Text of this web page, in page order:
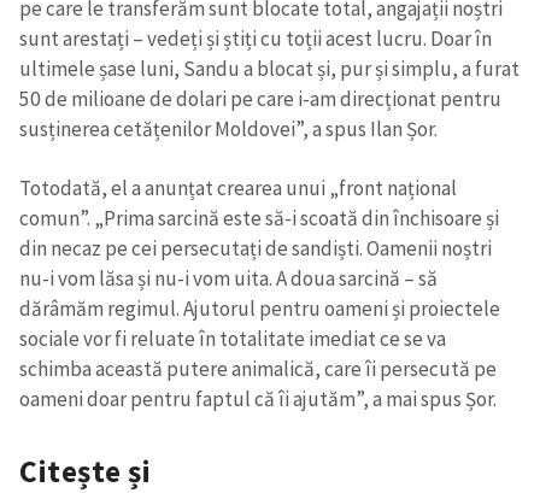
pe care le transferăm sunt blocate total, angajații noștri
sunt arestați – vedeți și știți cu toții acest lucru. Doar în
ultimele șase luni, Sandu a blocat și, pur și simplu, a furat
50 de milioane de dolari pe care i-am direcționat pentru
susținerea cetățenilor Moldovei”, a spus Ilan Șor.
Totodată, el a anunțat crearea unui „front național
comun”. „Prima sarcină este să-i scoată din închisoare și
din necaz pe cei persecutați de sandiști. Oamenii noștri
nu-i vom lăsa și nu-i vom uita. A doua sarcină – să
dărâmăm regimul. Ajutorul pentru oameni și proiectele
sociale vor fi reluate în totalitate imediat ce se va
schimba această putere animalică, care îi persecută pe
oameni doar pentru faptul că îi ajutăm”, a mai spus Șor.
Citește și